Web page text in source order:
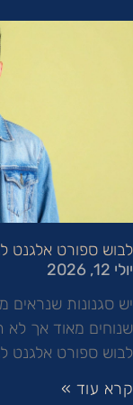
לבוש ספורט אלגנט
יולי 12, 2026
יש סגנונות שנראים
שנוחים מאוד אך לא
לבוש ספורט אלגנט
קרא עוד »